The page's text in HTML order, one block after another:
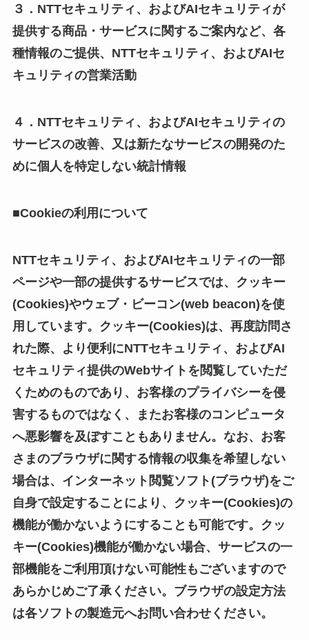
３．NTTセキュリティ、およびAIセキュリティが
提供する商品・サービスに関するご案内など、各
種情報のご提供、NTTセキュリティ、およびAIセ
キュリティの営業活動
４．NTTセキュリティ、およびAIセキュリティの
サービスの改善、又は新たなサービスの開発のた
めに個人を特定しない統計情報
■Cookieの利用について
NTTセキュリティ、およびAIセキュリティの一部
ページや一部の提供するサービスでは、クッキー
(Cookies)やウェブ・ビーコン(web beacon)を使
用しています。クッキー(Cookies)は、再度訪問さ
れた際、より便利にNTTセキュリティ、およびAI
セキュリティ提供のWebサイトを閲覧していただ
くためのものであり、お客様のプライバシーを侵
害するものではなく、またお客様のコンピュータ
へ悪影響を及ぼすこともありません。なお、お客
さまのブラウザに関する情報の収集を希望しない
場合は、インターネット閲覧ソフト(ブラウザ)をご
自身で設定することにより、クッキー(Cookies)の
機能が働かないようにすることも可能です。クッ
キー(Cookies)機能が働かない場合、サービスの一
部機能をご利用頂けない可能性もございますので
あらかじめご了承ください。ブラウザの設定方法
は各ソフトの製造元へお問い合わせください。